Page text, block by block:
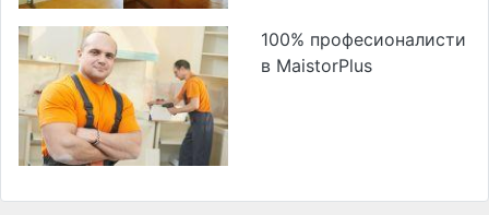
100% професионалисти
в MaistorPlus